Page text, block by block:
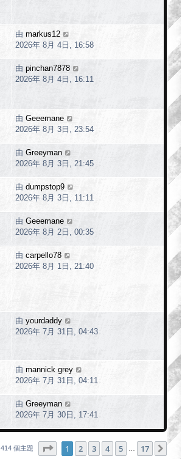
由 markus12
2026年 8月 4日, 16:58
由 pinchan7878
2026年 8月 4日, 16:11
由 Geeemane
2026年 8月 3日, 23:54
由 Greeyman
2026年 8月 3日, 21:45
由 dumpstop9
2026年 8月 3日, 11:11
由 Geeemane
2026年 8月 2日, 00:35
由 carpello78
2026年 8月 1日, 21:40
由 yourdaddy
2026年 7月 31日, 04:43
由 mannick grey
2026年 7月 31日, 04:11
由 Greeyman
2026年 7月 30日, 17:41
414 個主題 1頁 (共 17 頁)
1 2 3 4 5 17